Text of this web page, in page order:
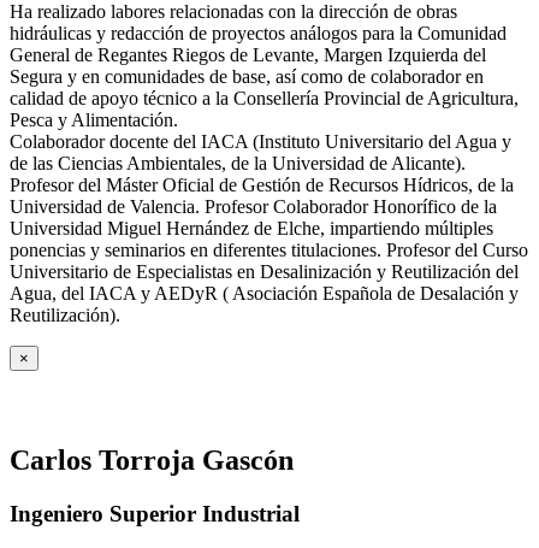
Ha realizado labores relacionadas con la dirección de obras
hidráulicas y redacción de proyectos análogos para la Comunidad
General de Regantes Riegos de Levante, Margen Izquierda del
Segura y en comunidades de base, así como de colaborador en
calidad de apoyo técnico a la Consellería Provincial de Agricultura,
Pesca y Alimentación.
Colaborador docente del IACA (Instituto Universitario del Agua y
de las Ciencias Ambientales, de la Universidad de Alicante).
Profesor del Máster Oficial de Gestión de Recursos Hídricos, de la
Universidad de Valencia. Profesor Colaborador Honorífico de la
Universidad Miguel Hernández de Elche, impartiendo múltiples
ponencias y seminarios en diferentes titulaciones. Profesor del Curso
Universitario de Especialistas en Desalinización y Reutilización del
Agua, del IACA y AEDyR ( Asociación Española de Desalación y
Reutilización).
×
Carlos Torroja Gascón
Ingeniero Superior Industrial